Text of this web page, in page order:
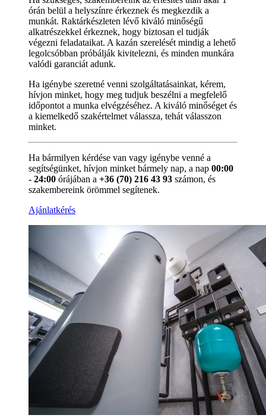
órán belül a helyszínre érkeznek és megkezdik a
munkát. Raktárkészleten lévő kiváló minőségű
alkatrészekkel érkeznek, hogy biztosan el tudják
végezni feladataikat. A kazán szerelését mindig a lehető
legolcsóbban próbálják kivitelezni, és minden munkára
valódi garanciát adunk.
Ha igénybe szeretné venni szolgáltatásainkat, kérem,
hívjon minket, hogy meg tudjuk beszélni a megfelelő
időpontot a munka elvégzéséhez. A kiváló minőséget és
a kiemelkedő szakértelmet válassza, tehát válasszon
minket.
Ha bármilyen kérdése van vagy igénybe venné a
segítségünket, hívjon minket bármely nap, a nap 00:00
- 24:00 órájában a +36 (70) 216 43 93 számon, és
szakembereink örömmel segítenek.
Ajánlatkérés